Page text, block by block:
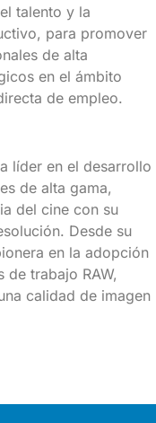
talento y la
para promover
de alta
en el ámbito
de empleo.
líder en el desarrollo
de alta gama,
del cine con su
Desde su
en la adopción
trabajo RAW,
calidad de imagen